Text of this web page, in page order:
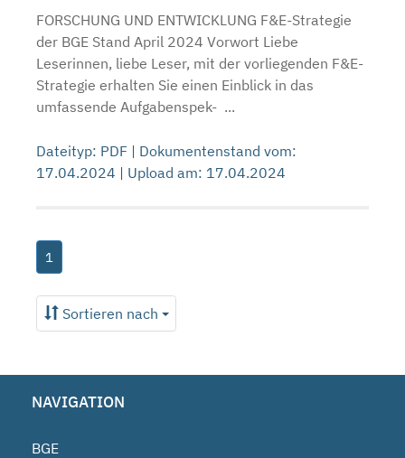
FORSCHUNG UND ENTWICKLUNG F&E-Strategie
der BGE Stand April 2024 Vorwort Liebe
Leserinnen, liebe Leser, mit der vorliegenden F&E-
Strategie erhalten Sie einen Einblick in das
umfassende Aufgabenspek- ...
Dateityp: PDF | Dokumentenstand vom:
17.04.2024 | Upload am: 17.04.2024
1
Sortieren nach
NAVIGATION
BGE